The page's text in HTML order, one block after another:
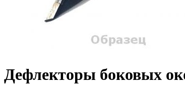
Дефлекторы боковых